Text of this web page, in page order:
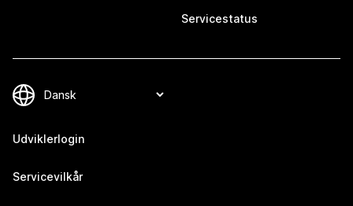
Servicestatus
Udviklerlogin
Servicevilkår